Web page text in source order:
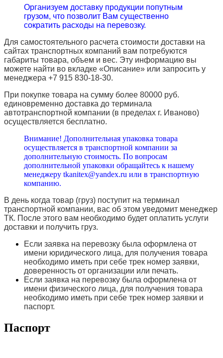
Организуем доставку продукции попутным
грузом, что позволит Вам существенно
сократить расходы на перевозку.
Для самостоятельного расчета стоимости доставки на
сайтах транспортных компаний вам потребуются
габариты товара, объем и вес. Эту информацию вы
можете найти во вкладке «Описание» или запросить у
менеджера +7 915 830-18-30.
При покупке товара на сумму более 80000 руб.
единовременно доставка до терминала
автотранспортной компании (в пределах г. Иваново)
осуществляется бесплатно.
Внимание! Дополнительная упаковка товара
осуществляется в транспортной компании за
дополнительную стоимость. По вопросам
дополнительной упаковки обращайтесь к нашему
менеджеру tkanitex@yandex.ru или в транспортную
компанию.
В день когда товар (груз) поступит на терминал
транспортной компании, вас об этом уведомит менеджер
ТК. После этого вам необходимо будет оплатить услуги
доставки и получить груз.
Если заявка на перевозку была оформлена от
имени юридического лица, для получения товара
необходимо иметь при себе трек номер заявки,
доверенность от организации или печать.
Если заявка на перевозку была оформлена от
имени физического лица, для получения товара
необходимо иметь при себе трек номер заявки и
паспорт.
Паспорт